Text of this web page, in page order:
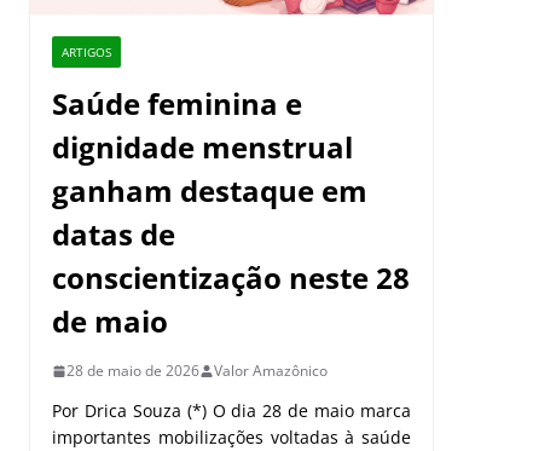
ARTIGOS
Saúde feminina e
dignidade menstrual
ganham destaque em
datas de
conscientização neste 28
de maio
28 de maio de 2026 Valor Amazônico
Por Drica Souza (*) O dia 28 de maio marca
importantes mobilizações voltadas à saúde